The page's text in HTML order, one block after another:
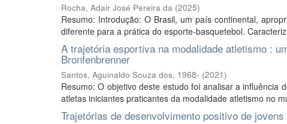
Rocha, Adair José Pereira da (2025)
Resumo: Introdução: O Brasil, um país continental,
diferente para a prática do esporte-basquetebol.
A trajetória esportiva na modalidade atletismo :
Bronfenbrenner
Santos, Aguinaldo Souza dos, 1968- (2021)
Resumo: O objetivo deste estudo foi analisar a influência
atletas iniciantes praticantes da modalidade atletismo no
Trajetórias de desenvolvimento positivo de